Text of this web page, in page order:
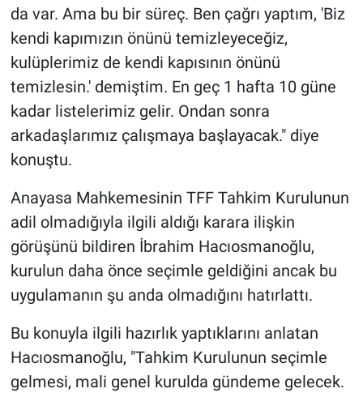
da var. Ama bu bir süreç. Ben çağrı yaptım, 'Biz
kendi kapımızın önünü temizleyeceğiz,
kulüplerimiz de kendi kapısının önünü
temizlesin.' demiştim. En geç 1 hafta 10 güne
kadar listelerimiz gelir. Ondan sonra
arkadaşlarımız çalışmaya başlayacak." diye
konuştu.
Anayasa Mahkemesinin TFF Tahkim Kurulunun
adil olmadığıyla ilgili aldığı karara ilişkin
görüşünü bildiren İbrahim Hacıosmanoğlu,
kurulun daha önce seçimle geldiğini ancak bu
uygulamanın şu anda olmadığını hatırlattı.
Bu konuyla ilgili hazırlık yaptıklarını anlatan
Hacıosmanoğlu, "Tahkim Kurulunun seçimle
gelmesi, mali genel kurulda gündeme gelecek.